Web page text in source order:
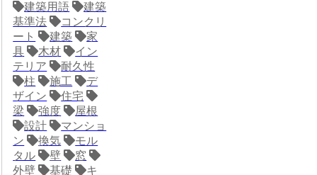
建築用語
建築
基準法
コンクリ
ート
建築
家
具
木材
イン
テリア
耐久性
柱
施工
デ
ザイン
住宅
梁
強度
屋根
設計
マンショ
ン
換気
モル
タル
壁
窓
外壁
基礎 キ